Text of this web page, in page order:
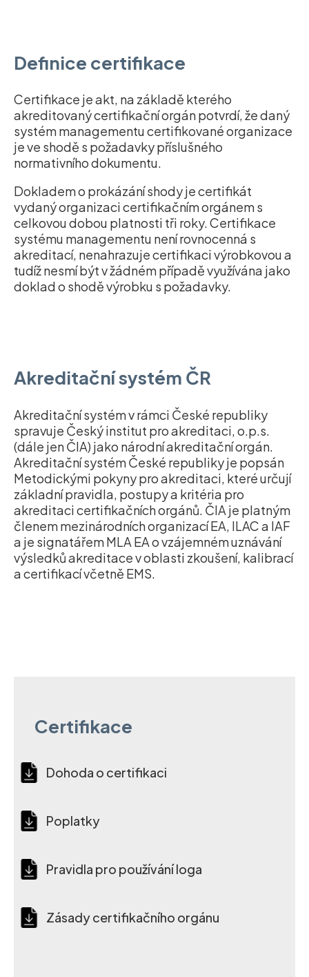
Definice certifikace
Certifikace je akt, na základě kterého
akreditovaný certifikační orgán potvrdí, že daný
systém managementu certifikované organizace
je ve shodě s požadavky příslušného
normativního dokumentu.
Dokladem o prokázání shody je certifikát
vydaný organizaci certifikačním orgánem s
celkovou dobou platnosti tři roky. Certifikace
systému managementu není rovnocenná s
akreditací, nenahrazuje certifikaci výrobkovou a
tudíž nesmí být v žádném případě využívána jako
doklad o shodě výrobku s požadavky.
Akreditační systém ČR
Akreditační systém v rámci České republiky
spravuje Český institut pro akreditaci, o.p.s.
(dále jen ČIA) jako národní akreditační orgán.
Akreditační systém České republiky je popsán
Metodickými pokyny pro akreditaci, které určují
základní pravidla, postupy a kritéria pro
akreditaci certifikačních orgánů. ČIA je platným
členem mezinárodních organizací EA, ILAC a lAF
a je signatářem MLA EA o vzájemném uznávání
výsledků akreditace v oblasti zkoušení, kalibrací
a certifikací včetně EMS.
Certifikace
Dohoda o certifikaci
Poplatky
Pravidla pro používání loga
Zásady certifikačního orgánu